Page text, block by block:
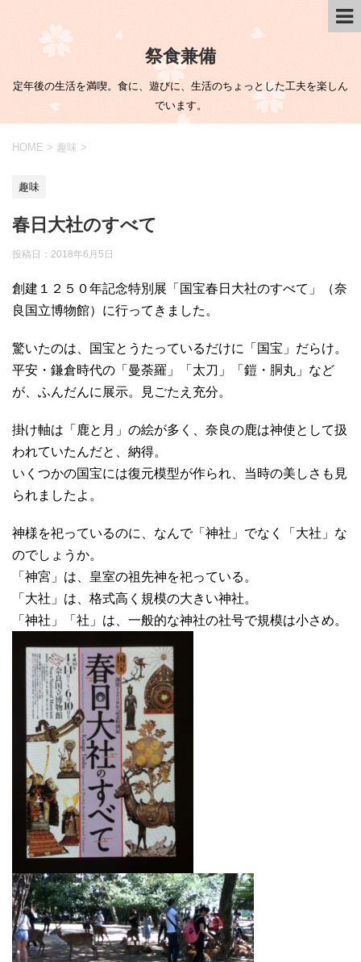
祭食兼備
定年後の生活を満喫。食に、遊びに、生活のちょっとした工夫を楽しん
でいます。
HOME > 趣味 >
趣味
春日大社のすべて
投稿日： 2018年6月5日
創建１２５０年記念特別展「国宝春日大社のすべて」（奈
良国立博物館）に行ってきました。
驚いたのは、国宝とうたっているだけに「国宝」だらけ。
平安・鎌倉時代の「曼荼羅」「太刀」「鎧・胴丸」など
が、ふんだんに展示。見ごたえ充分。
掛け軸は「鹿と月」の絵が多く、奈良の鹿は神使として扱
われていたんだと、納得。
いくつかの国宝には復元模型が作られ、当時の美しさも見
られましたよ。
神様を祀っているのに、なんで「神社」でなく「大社」な
のでしょうか。
「神宮」は、皇室の祖先神を祀っている。
「大社」は、格式高く規模の大きい神社。
「神社」「社」は、一般的な神社の社号で規模は小さめ。